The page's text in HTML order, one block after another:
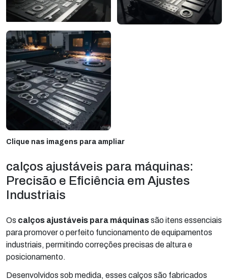
Clique nas imagens para ampliar
calços ajustáveis para máquinas:
Precisão e Eficiência em Ajustes
Industriais
Os calços ajustáveis para máquinassão itens essenciais
para promover o perfeito funcionamento de equipamentos
industriais, permitindo correções precisas de altura e
posicionamento.
Desenvolvidos sob medida, esses calços são fabricados